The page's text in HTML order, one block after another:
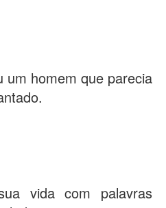
um homem que parecia
vida com palavras